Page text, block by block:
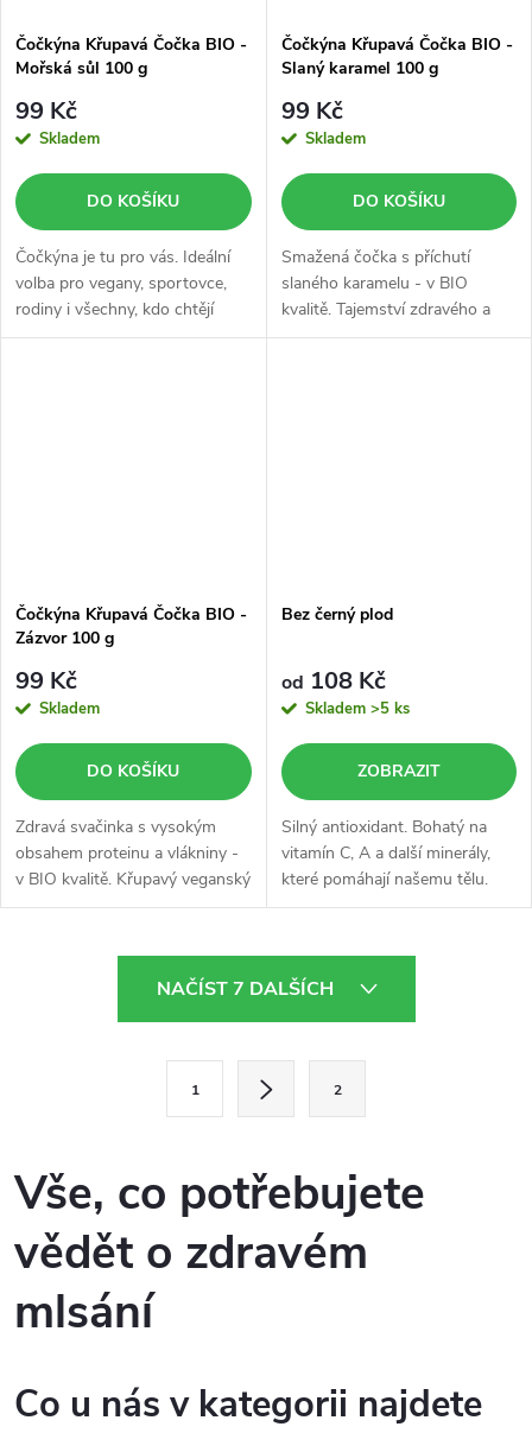
Čočkýna Křupavá Čočka BIO -
Mořská sůl 100 g
99 Kč
Skladem
DO KOŠÍKU
Čočkýna je tu pro vás. Ideální
volba pro vegany, sportovce,
rodiny i všechny, kdo chtějí
mlsat chytřeji. To vše v Bio
Čočkýna Křupavá Čočka BIO -
Slaný karamel 100 g
99 Kč
Skladem
DO KOŠÍKU
Smažená čočka s příchutí
slaného karamelu - v BIO
kvalitě. Tajemství zdravého a
chutného snacku, který objevíte
Čočkýna Křupavá Čočka BIO -
Zázvor 100 g
99 Kč
Skladem
DO KOŠÍKU
Zdravá svačinka s vysokým
obsahem proteinu a vlákniny -
v BIO kvalitě. Křupavý veganský
snack bez lepku, který dodá
Bez černý plod
od 108 Kč
Skladem >5 ks
ZOBRAZIT
Silný antioxidant. Bohatý na
vitamín C, A a další minerály,
které pomáhají našemu tělu.
d
a
c
í
r
NAČÍST 7 DALŠÍCH
á
n
k
o
v
í
1 2
Vše, co potřebujete
vědět o zdravém
mlsání
Co u nás v kategorii najdete